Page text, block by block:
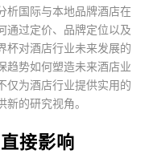
析国际与本地品牌酒店在
通过定价、品牌定位以及
杯对酒店行业未来发展的
趋势如何塑造未来酒店业
仅为酒店行业提供实用的
的研究视角。
接影响